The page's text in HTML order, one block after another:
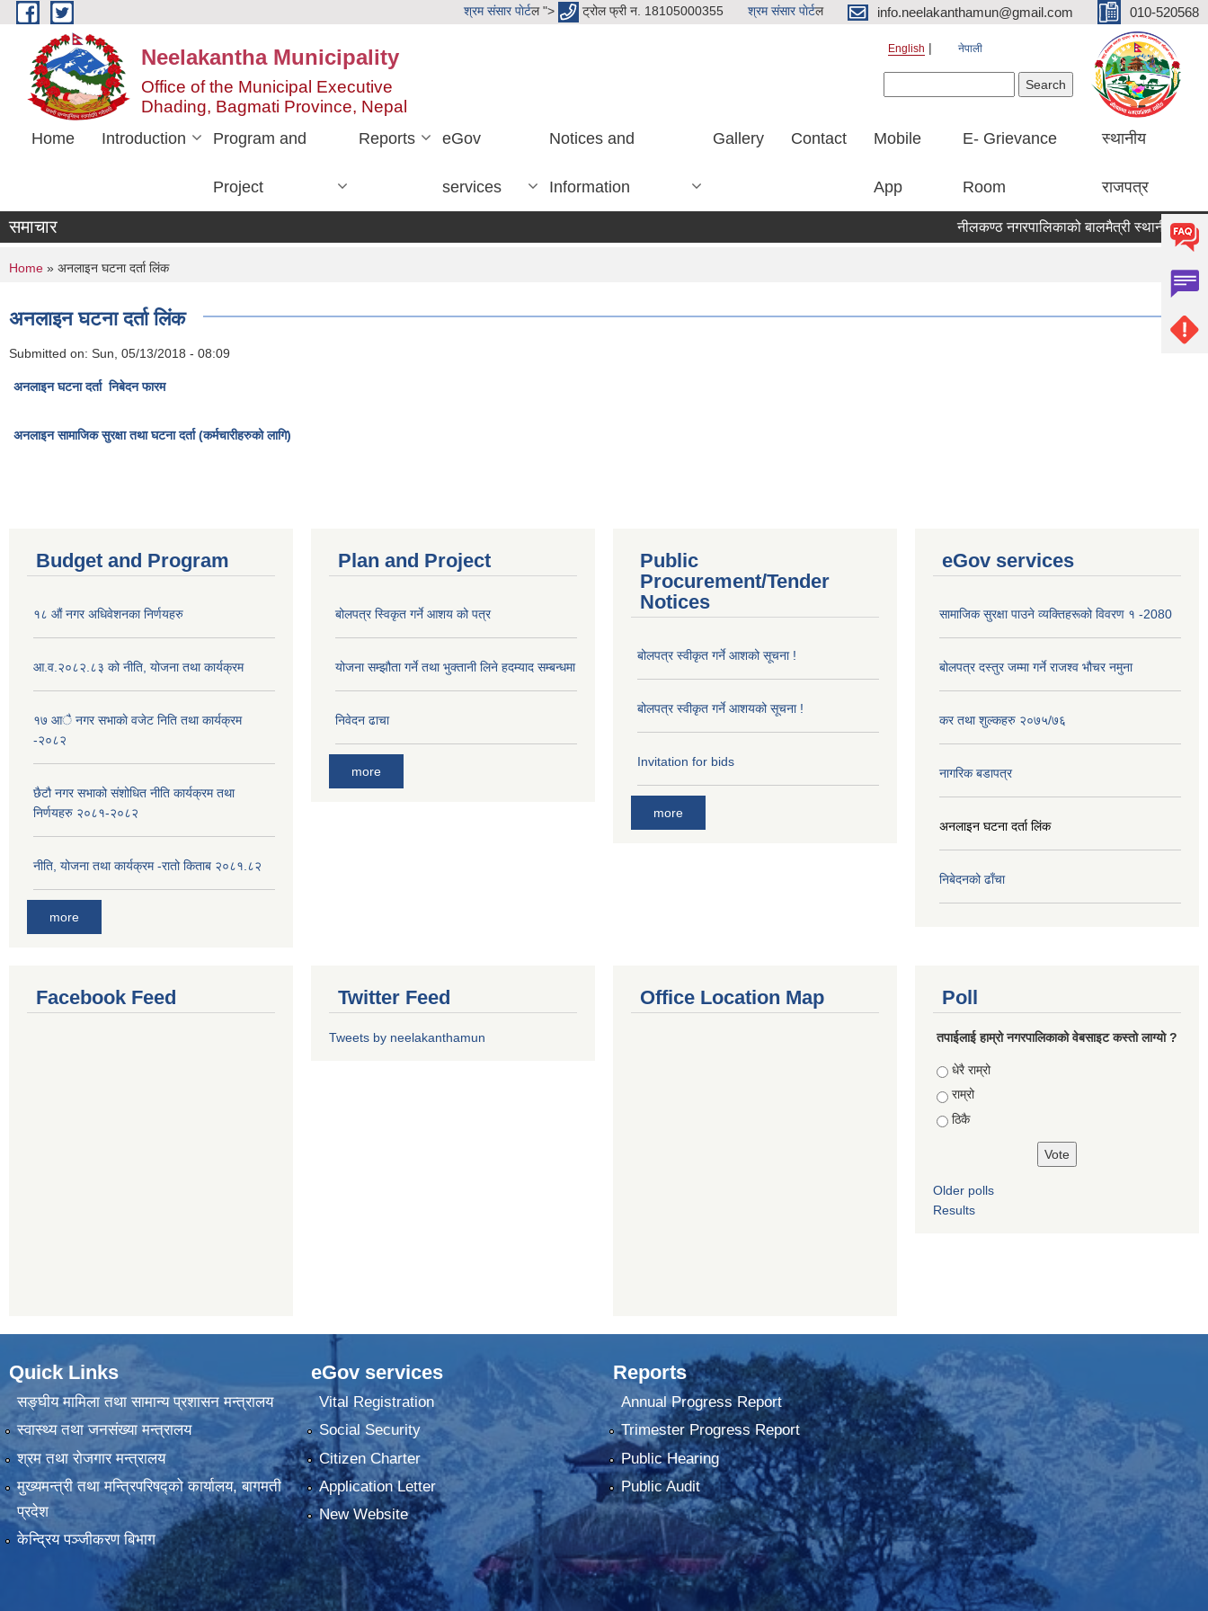
Skip to main content श्रम संसार पाेर्टल "> ट्रोल फ्री न. 18105000355 श्रम संसार पाेर्टल info.neelakanthamun@gmail.com 010-520568
Neelakantha Municipality
Office of the Municipal Executive
Dhading, Bagmati Province, Nepal
English नेपाली
Home Introduction Program and
Project
Reports eGov
services
Notices and
Information
Gallery Contact Mobile
App
E- Grievance
Room
स्थानीय
राजपत्र
समाचार नीलकण्ठ नगरपालिकाको बालमैत्री स्थानीय शासनका
You are here
Home » अनलाइन घटना दर्ता लिंक
अनलाइन घटना दर्ता लिंक
Submitted on: Sun, 05/13/2018 - 08:09
अनलाइन घटना दर्ता निबेदन फारम
अनलाइन सामाजिक सुरक्षा तथा घटना दर्ता (कर्मचारीहरुको लागि)
Budget and Program
१८ औं नगर अधिवेशनका निर्णयहरु
आ.व.२०८२.८३ को नीति, योजना तथा कार्यक्रम
१७ आै नगर सभाकाे वजेट निति तथा कार्यक्रम
-२०८२
छैटौ नगर सभाको संशोधित नीति कार्यक्रम तथा
निर्णयहरु २०८१-२०८२
नीति, योजना तथा कार्यक्रम -रातो किताब २०८१.८२
more
Plan and Project
बोलपत्र स्विकृत गर्ने आशय को पत्र
योजना सम्झौता गर्ने तथा भुक्तानी लिने हदम्याद सम्बन्धमा
निवेदन ढाचा
more
Public
Procurement/Tender
Notices
बोलपत्र स्वीकृत गर्ने आशको सूचना !
बोलपत्र स्वीकृत गर्ने आशयको सूचना !
Invitation for bids
more
eGov services
सामाजिक सुरक्षा पाउने व्यक्तिहरूको विवरण १ -2080
बोलपत्र दस्तुर जम्मा गर्ने राजश्व भौचर नमुना
कर तथा शुल्कहरु २०७५/७६
नागरिक बडापत्र
अनलाइन घटना दर्ता लिंक
निबेदनको ढाँचा
Facebook Feed Twitter Feed
Tweets by neelakanthamun
Office Location Map Poll
तपाईलाई हाम्रो नगरपालिकाको वेबसाइट कस्तो लाग्यो ?
Choices
धेरै राम्रो
राम्रो
ठिकै
Older polls
Results
Quick Links
सङ्घीय मामिला तथा सामान्य प्रशासन मन्त्रालय
स्वास्थ्य तथा जनसंख्या मन्त्रालय
श्रम तथा रोजगार मन्त्रालय
मुख्यमन्त्री तथा मन्त्रिपरिषद्को कार्यालय, बागमती
प्रदेश
केन्द्रिय पञ्जीकरण बिभाग
eGov services
Vital Registration
Social Security
Citizen Charter
Application Letter
New Website
Reports
Annual Progress Report
Trimester Progress Report
Public Hearing
Public Audit